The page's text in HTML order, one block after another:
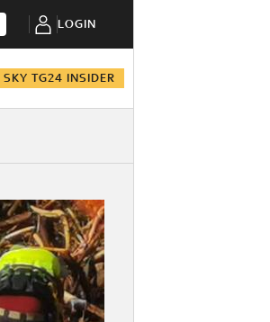
LOGIN
SKY TG24 INSIDER